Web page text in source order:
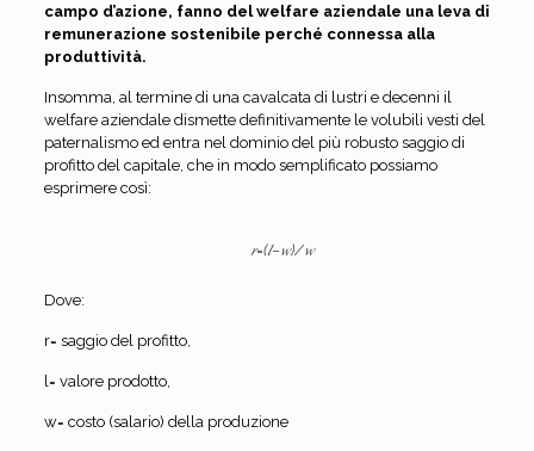
campo d’azione, fanno del welfare aziendale una leva di
remunerazione sostenibile perché connessa alla
produttività.
Insomma, al termine di una cavalcata di lustri e decenni il
welfare aziendale dismette definitivamente le volubili vesti del
paternalismo ed entra nel dominio del più robusto saggio di
profitto del capitale, che in modo semplificato possiamo
esprimere così:
𝑟=(𝑙−𝑤)/𝑤
Dove:
r= saggio del profitto,
l= valore prodotto,
w= costo (salario) della produzione